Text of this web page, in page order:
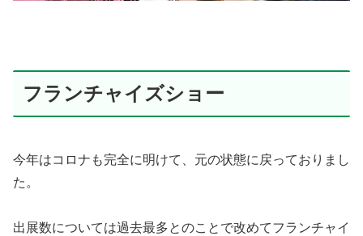
フランチャイズショー
今年はコロナも完全に明けて、元の状態に戻っておりまし
た。
出展数については過去最多とのことで改めてフランチャイ